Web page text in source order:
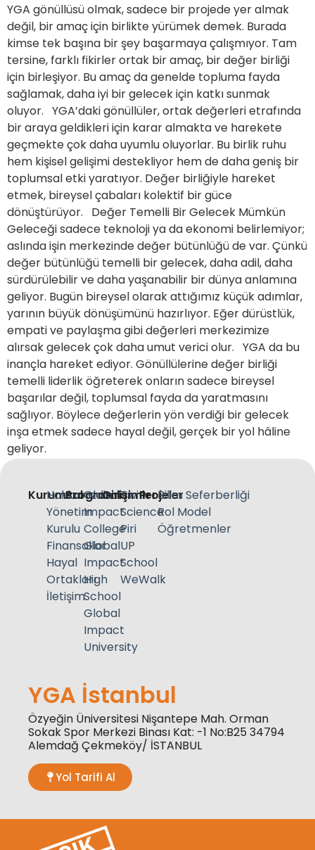
YGA gönüllüsü olmak, sadece bir projede yer almak
değil, bir amaç için birlikte yürümek demek. Burada
kimse tek başına bir şey başarmaya çalışmıyor. Tam
tersine, farklı fikirler ortak bir amaç, bir değer birliği
için birleşiyor. Bu amaç da genelde topluma fayda
sağlamak, daha iyi bir gelecek için katkı sunmak
oluyor. YGA’daki gönüllüler, ortak değerleri etrafında
bir araya geldikleri için karar almakta ve harekete
geçmekte çok daha uyumlu oluyorlar. Bu birlik ruhu
hem kişisel gelişimi destekliyor hem de daha geniş bir
toplumsal etki yaratıyor. Değer birliğiyle hareket
etmek, bireysel çabaları kolektif bir güce
dönüştürüyor. Değer Temelli Bir Gelecek Mümkün
Geleceği sadece teknoloji ya da ekonomi belirlemiyor;
aslında işin merkezinde değer bütünlüğü de var. Çünkü
değer bütünlüğü temelli bir gelecek, daha adil, daha
sürdürülebilir ve daha yaşanabilir bir dünya anlamına
geliyor. Bugün bireysel olarak attığımız küçük adımlar,
yarının büyük dönüşümünü hazırlıyor. Eğer dürüstlük,
empati ve paylaşma gibi değerleri merkezimize
alırsak gelecek çok daha umut verici olur. YGA da bu
inançla hareket ediyor. Gönüllülerine değer birliği
temelli liderlik öğreterek onların sadece bireysel
başarılar değil, toplumsal fayda da yaratmasını
sağlıyor. Böylece değerlerin yön verdiği bir gelecek
inşa etmek sadece hayal değil, gerçek bir yol hâline
geliyor.
Kurumsal
Hakkımızda
Yönetim
Kurulu
Finansallar
Hayal
Ortakları
İletişim
Programlar
Global
Impact
College
Global
Impact
High
School
Global
Impact
University
Girişimler
Twin
Science
Piri
UP
School
WeWalk
Projeler
Bilim Seferberliği
Rol Model
Öğretmenler
YGA İstanbul
Özyeğin Üniversitesi Nişantepe Mah. Orman
Sokak Spor Merkezi Binası Kat: -1 No:B25 34794
Alemdağ Çekmeköy/ İSTANBUL
Yol Tarifi Al